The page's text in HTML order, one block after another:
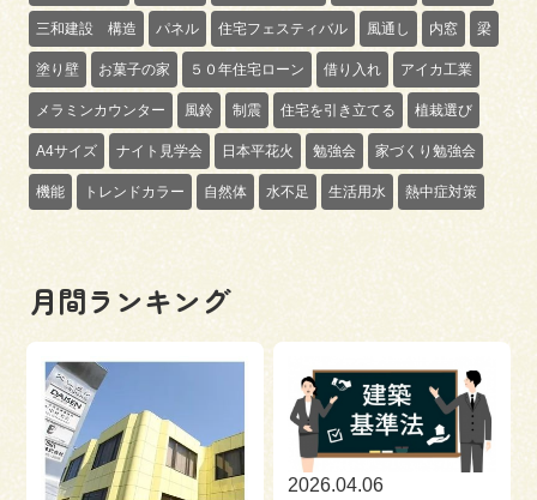
三和建設 構造 パネル 住宅フェスティバル 風通し 内窓 梁
塗り壁 お菓子の家 ５０年住宅ローン 借り入れ アイカ工業
メラミンカウンター 風鈴 制震 住宅を引き立てる 植栽選び
A4サイズ ナイト見学会 日本平花火 勉強会 家づくり勉強会
機能 トレンドカラー 自然体 水不足 生活用水 熱中症対策
月間ランキング
2026.04.06